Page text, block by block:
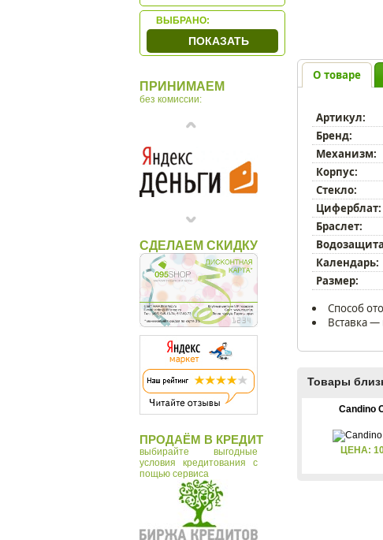
Citizen
Cover
Jowissa
Romanson
Swiss Military
Timex
ВЫБРАНО:
ПОКАЗАТЬ
ПРИНИМАЕМ
без комиссии:
СДЕЛАЕМ СКИДКУ
ПРОДАЁМ В КРЕДИТ
выбирайте выгодные
условия кредитования с
пощью сервиса
О товаре
Артикул:
Бренд:
Механизм:
Корпус:
Стекло:
Циферблат:
Браслет:
Календарь:
Размер:
Способ
Вставка —
Товары
Candino
ЦЕНА: